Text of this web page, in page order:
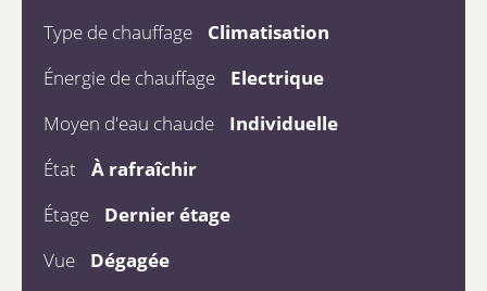
Type de chauffage
Climatisation
Énergie de chauffage
Electrique
Moyen d'eau chaude
Individuelle
État
À rafraîchir
Étage
Dernier étage
Vue
Dégagée